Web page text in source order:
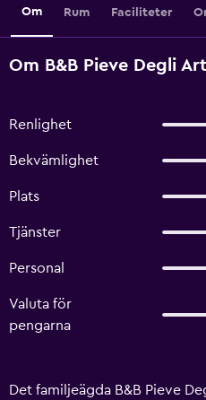
Om Rum Faciliteter
Om B&B Pieve Degli
Renlighet
Bekvämlighet
Plats
Tjänster
Personal
Valuta för
pengarna
Det familjeägda B&B Pieve